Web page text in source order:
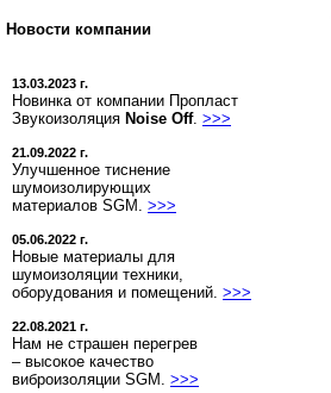
Новости компании
13.03.2023 г.
Новинка от компании Пропласт
Звукоизоляция Noise Off. >>>
21.09.2022 г.
Улучшенное тиснение
шумоизолирующих
материалов SGM. >>>
05.06.2022 г.
Новые материалы для
шумоизоляции техники,
оборудования и помещений. >>>
22.08.2021 г.
Нам не страшен перегрев
– высокое качество
виброизоляции SGM. >>>